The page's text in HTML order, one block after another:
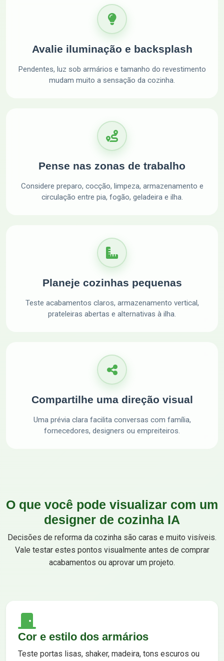
Avalie iluminação e backsplash
Pendentes, luz sob armários e tamanho do revestimento
mudam muito a sensação da cozinha.
Pense nas zonas de trabalho
Considere preparo, cocção, limpeza, armazenamento e
circulação entre pia, fogão, geladeira e ilha.
Planeje cozinhas pequenas
Teste acabamentos claros, armazenamento vertical,
prateleiras abertas e alternativas à ilha.
Compartilhe uma direção visual
Uma prévia clara facilita conversas com família,
fornecedores, designers ou empreiteiros.
O que você pode visualizar com um
designer de cozinha IA
Decisões de reforma da cozinha são caras e muito visíveis.
Vale testar estes pontos visualmente antes de comprar
acabamentos ou aprovar um projeto.
Cor e estilo dos armários
Teste portas lisas, shaker, madeira, tons escuros ou